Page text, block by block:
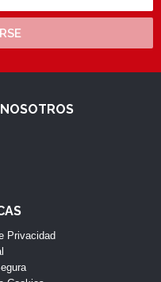
Privacidad